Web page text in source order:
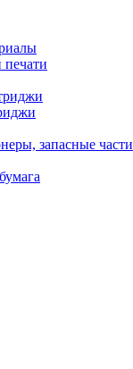
печати
запасные части